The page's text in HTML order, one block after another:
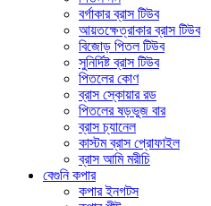
বর্গাকার ব্রাস টিউব
আয়তক্ষেত্রাকার ব্রাস টিউব
বিজোড় পিতল টিউব
সুনির্দিষ্ট ব্রাস টিউব
পিতলের কোণ
ব্রাস স্কোয়ার রড
পিতলের ষড়ভুজ বার
ব্রাস চ্যানেল
কাস্টম ব্রাস প্রোফাইল
ব্রাস আমি মরীচি
বেগুনি কপার
কপার ইনগটস